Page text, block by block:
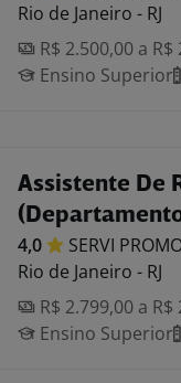
Rio de Janeiro - RJ
R$ 2.500,00 a R$
Ensino Superior
Assistente De
4,0 SERVI
Rio de Janeiro - RJ
R$ 2.799,00 a R$
Ensino Superior